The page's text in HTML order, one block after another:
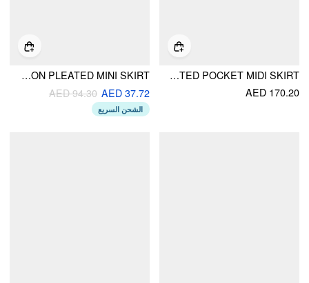
MID RISE STRIPED PLEATED POCKET MIDI SKIRT
AED 170.20
MID RISE SOLID BUTTON PLEATED MINI SKIRT
AED 37.72
AED 94.30
الشحن السريع